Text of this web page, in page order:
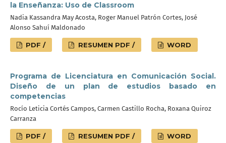
la Enseñanza: Uso de Classroom
Nadia Kassandra May Acosta, Roger Manuel Patrón Cortes, José
Alonso Sahuí Maldonado
PDF / RESUMEN PDF / WORD
Programa de Licenciatura en Comunicación Social.
Diseño de un plan de estudios basado en
competencias
Rocío Leticia Cortés Campos, Carmen Castillo Rocha, Roxana Quiroz
Carranza
PDF / RESUMEN PDF / WORD